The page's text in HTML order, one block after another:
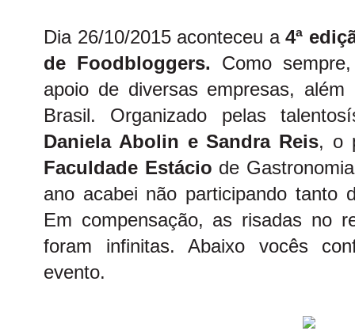
Dia 26/10/2015 aconteceu a4ª
de Foodbloggers. Como
apoio de diversas empresas,
Brasil. Organizado pelas
Daniela Abolin eSandra Reis, o
Faculdade Estácio de
ano acabei não participando tanto
Em compensação, as risadas no
foram infinitas. Abaixo vocês
evento.